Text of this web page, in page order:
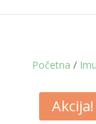
Početna /
Akcija!